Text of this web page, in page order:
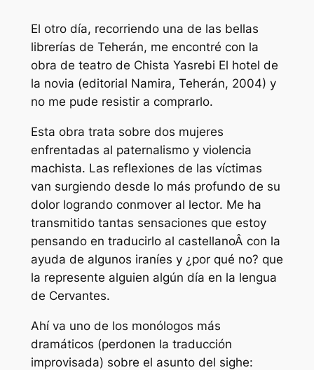
El otro día, recorriendo una de las bellas
librerías de Teherán, me encontré con la
obra de teatro de Chista Yasrebi El hotel de
la novia (editorial Namira, Teherán, 2004) y
no me pude resistir a comprarlo.
Esta obra trata sobre dos mujeres
enfrentadas al paternalismo y violencia
machista. Las reflexiones de las víctimas
van surgiendo desde lo más profundo de su
dolor logrando conmover al lector. Me ha
transmitido tantas sensaciones que estoy
pensando en traducirlo al castellanoÂ con la
ayuda de algunos iraníes y ¿por qué no? que
la represente alguien algún día en la lengua
de Cervantes.
Ahí va uno de los monólogos más
dramáticos (perdonen la traducción
improvisada) sobre el asunto del sighe: